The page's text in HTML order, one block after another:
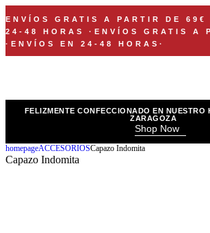
ENVÍOS GRATIS A PARTIR DE 69€
24-48 HORAS · ENVÍOS GRATIS A
· ENVÍOS EN 24-48 HORAS ·
FELIZMENTE CONFECCIONADO EN NUESTRO
ZARAGOZA
Shop Now
homepageACCESORIOSCapazo Indomita
Capazo Indomita